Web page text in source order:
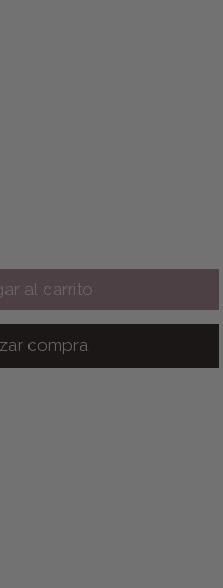
al carrito
compra